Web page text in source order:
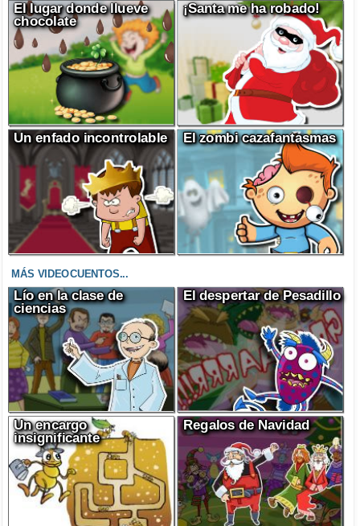
El lugar donde llueve
chocolate
¡Santa me ha robado!
Un enfado incontrolable El zombi cazafantasmas
MÁS VIDEOCUENTOS...
Lío en la clase de
ciencias
El despertar de Pesadillo
Un encargo
insignificante
Regalos de Navidad